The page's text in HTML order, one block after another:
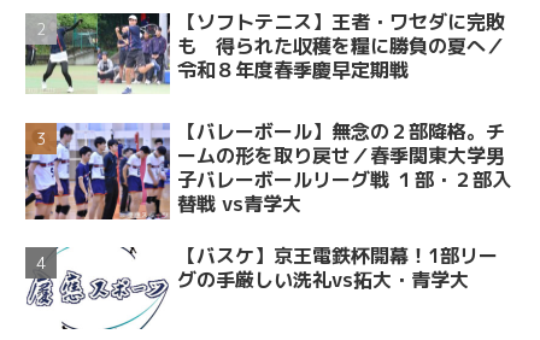
【ソフトテニス】王者・ワセダに完敗
も 得られた収穫を糧に勝負の夏へ／
令和８年度春季慶早定期戦
【バレーボール】無念の２部降格。チ
ームの形を取り戻せ／春季関東大学男
子バレーボールリーグ戦 １部・２部入
替戦 vs青学大
【バスケ】京王電鉄杯開幕！1部リー
グの手厳しい洗礼vs拓大・青学大